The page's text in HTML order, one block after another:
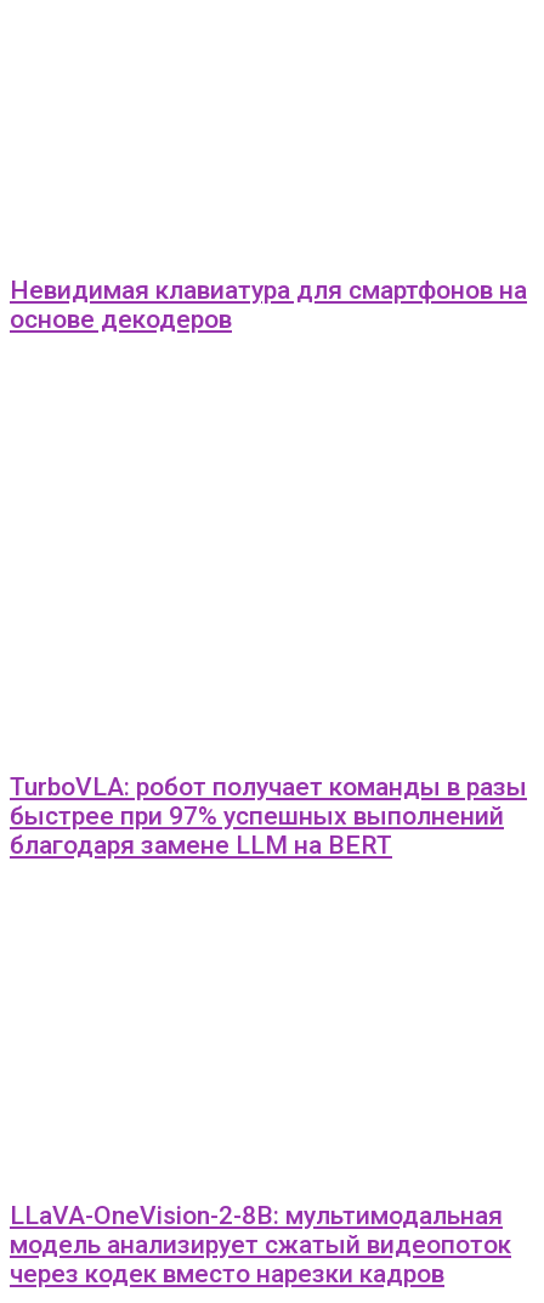
Невидимая клавиатура для смартфонов на
основе декодеров
TurboVLA: робот получает команды в разы
быстрее при 97% успешных выполнений
благодаря замене LLM на BERT
LLaVA-OneVision-2-8B: мультимодальная
модель анализирует сжатый видеопоток
через кодек вместо нарезки кадров